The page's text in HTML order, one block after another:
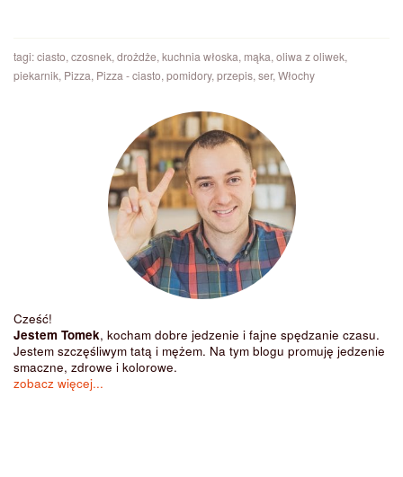
tagi:ciasto, czosnek, drożdże, kuchnia włoska, mąka, oliwa z oliwek,
piekarnik, Pizza, Pizza - ciasto, pomidory, przepis, ser, Włochy
Cześć!
Jestem Tomek, kocham dobre jedzenie i fajne spędzanie czasu.
Jestem szczęśliwym tatą i mężem. Na tym blogu promuję jedzenie
smaczne, zdrowe i kolorowe.
zobacz więcej...